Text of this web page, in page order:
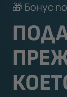
🎁 Бонус